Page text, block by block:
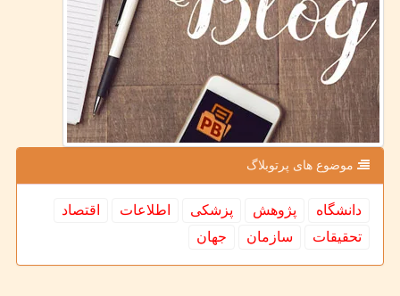
موضوع های پرتوبلاگ
دانشگاه پژوهش پزشكی اطلاعات
اقتصاد
تحقیقات
سازمان جهان